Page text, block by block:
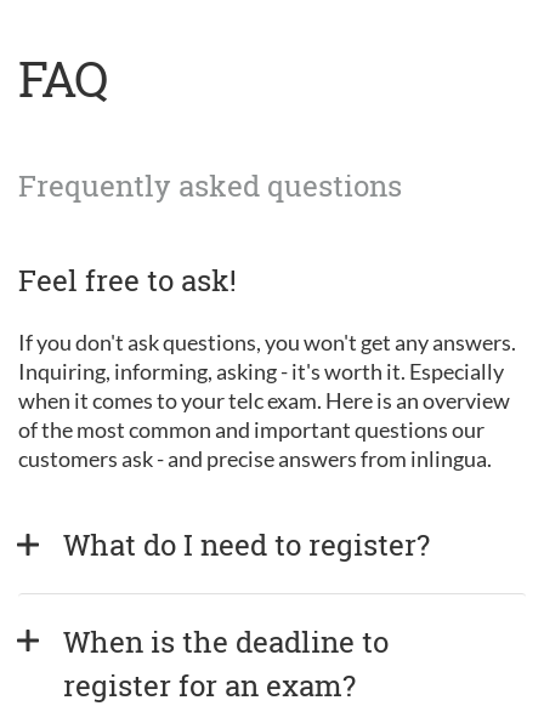
FAQ
Frequently asked questions
Feel free to ask!
If you don't ask questions, you won't get any answers.
Inquiring, informing, asking - it's worth it. Especially
when it comes to your telc exam. Here is an overview
of the most common and important questions our
customers ask - and precise answers from inlingua.
What do I need to register?
When is the deadline to
register for an exam?